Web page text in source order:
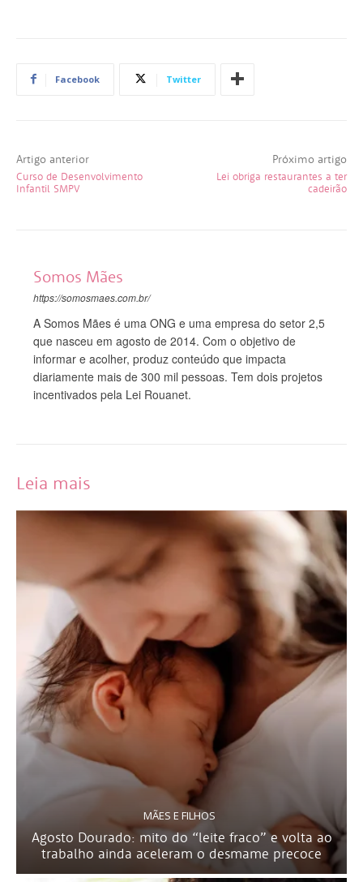
Facebook Twitter
Artigo anterior
Curso de Desenvolvimento
Infantil SMPV
Próximo artigo
Lei obriga restaurantes a ter
cadeirão
Somos Mães
https://somosmaes.com.br/
A Somos Mães é uma ONG e uma empresa do setor 2,5
que nasceu em agosto de 2014. Com o objetivo de
informar e acolher, produz conteúdo que impacta
diariamente mais de 300 mil pessoas. Tem dois projetos
incentivados pela Lei Rouanet.
Leia mais
MÃES E FILHOS
Agosto Dourado: mito do “leite fraco” e volta ao
trabalho ainda aceleram o desmame precoce